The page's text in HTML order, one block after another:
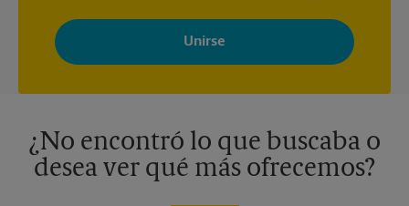
Al registrarse, acepta recibir correos electrónicos de The UPS
Store con noticias, ofertas especiales, promociones y mensajes
adaptados a sus intereses. Puede darse de baja en cualquier
momento. Para más información, consulte nuestra política de
¿No encontró lo que buscaba o
desea ver qué más ofrecemos?